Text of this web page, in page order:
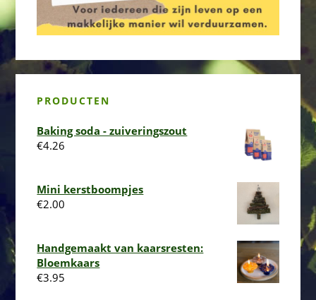
PRODUCTEN
Baking soda - zuiveringszout
€4.26
Mini kerstboompjes
€2.00
Handgemaakt van kaarsresten:
Bloemkaars
€3.95